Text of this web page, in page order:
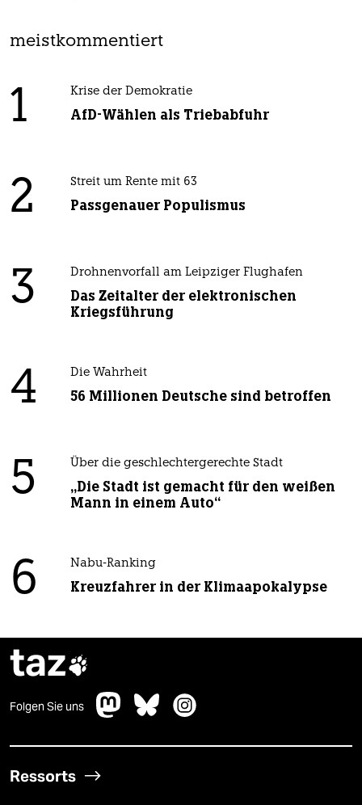
meistkommentiert
1 Krise der Demokratie
AfD-Wählen als Triebabfuhr
2 Streit um Rente mit 63
Passgenauer Populismus
3 Drohnenvorfall am Leipziger Flughafen
Das Zeitalter der elektronischen
Kriegsführung
4 Die Wahrheit
56 Millionen Deutsche sind betroffen
5 Über die geschlechtergerechte Stadt
„Die Stadt ist gemacht für den weißen
Mann in einem Auto“
6 Nabu-Ranking
Kreuzfahrer in der Klimaapokalypse
taz
Folgen Sie uns
Ressorts